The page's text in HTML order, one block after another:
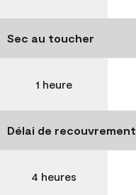
Sec au toucher
1 heure
Délai de recouvrement
4 heures